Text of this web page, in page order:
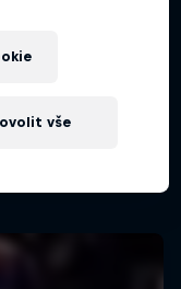
se s lidmi
vše